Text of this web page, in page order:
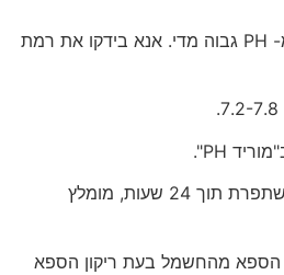
מים חלביים נובעים בד"כ מ- PH גבוה מדי. אנא בידקו את רמת
במידה וצלילות המים לא משתפרת תוך 24 שעות, מומלץ
מהחשמל בעת ריקון הספא